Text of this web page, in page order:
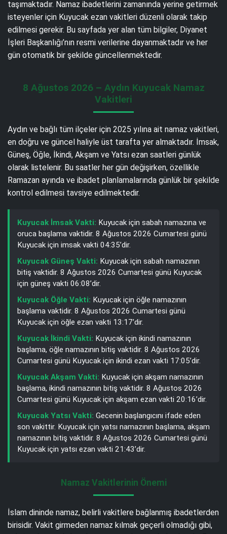
taşımaktadır. Namaz ibadetlerini zamanında yerine getirmek
isteyenler için Kuyucak ezan vakitleri düzenli olarak takip
edilmesi gerekir. Bu sayfada yer alan tüm bilgiler, Diyanet
İşleri Başkanlığı’nın resmi verilerine dayanmaktadır ve her
gün otomatik bir şekilde güncellenmektedir.
8 Ağustos 2026 – Aydın Kuyucak Namaz
Vakitleri
Aydın ve bağlı tüm ilçeler için 2025 yılına ait namaz vakitleri,
en doğru ve güncel haliyle üst tarafta yer almaktadır. İmsak,
Güneş, Öğle, İkindi, Akşam ve Yatsı ezan saatleri günlük
olarak listelenir. Bu saatler her gün değişirken, özellikle
Ramazan ayında ve ibadet planlamalarında günlük bir şekilde
kontrol edilmesi tavsiye edilmektedir.
Kuyucak İmsak Vakti: Kuyucak için sabah namazına ve
oruca başlama vaktidir. 8 Ağustos 2026 Cumartesi günü
Kuyucak için imsak vakti 04:35’dir.
Kuyucak Güneş Vakti: Kuyucak için sabah namazının
bitiş vaktidir. 8 Ağustos 2026 Cumartesi günü Kuyucak
için güneş vakti 06:08’dir.
Kuyucak Öğle Vakti: Kuyucak için öğle namazının
başlama vaktidir. 8 Ağustos 2026 Cumartesi günü
Kuyucak için öğle ezan vakti 13:17’dir.
Kuyucak İkindi Vakti: Kuyucak için ikindi namazının
başlama, öğle namazının bitiş vaktidir. 8 Ağustos 2026
Cumartesi günü Kuyucak için ikindi ezan vakti 17:05’dir.
Kuyucak Akşam Vakti: Kuyucak için akşam namazının
başlama, ikindi namazının bitiş vaktidir. 8 Ağustos 2026
Cumartesi günü Kuyucak için akşam ezan vakti 20:16’dir.
Kuyucak Yatsı Vakti: Gecenin başlangıcını ifade eden
son vakittir. Kuyucak için yatsı namazının başlama, akşam
namazının bitiş vaktidir. 8 Ağustos 2026 Cumartesi günü
Kuyucak için yatsı ezan vakti 21:43’dir.
Namaz Vakitlerinin Önemi
İslam dininde namaz, belirli vakitlere bağlanmış ibadetlerden
birisidir. Vakit girmeden namaz kılmak geçerli olmadığı gibi,